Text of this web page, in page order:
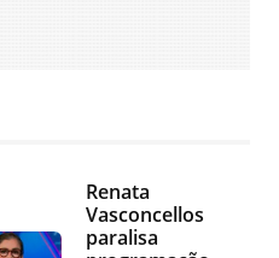
Renata
Vasconcellos
paralisa